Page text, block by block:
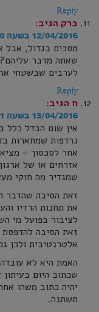
Reply
ברק הגיב:
12/04/2016 בשעה 20:30
מסכים בגדול, אבל
שאתה מדבר
לערבים שבשטחי
Reply
ח הגיב:
13/04/2016 בשעה 05:51
אין שום הבדל כלל
נרדפות שמתארות
אחר לסכסוך –
אזרחים או של
שמגדיר מה חוקי
זאת הסיבה שהדבר
את תחנות הרדיו
לציבור בפועל מי
זאת הסיבה להדפסת
אלטרנטיבית ולכן
האמת היא לא
שכתוב היום
יהיה כתוב משהו
תשתנה.